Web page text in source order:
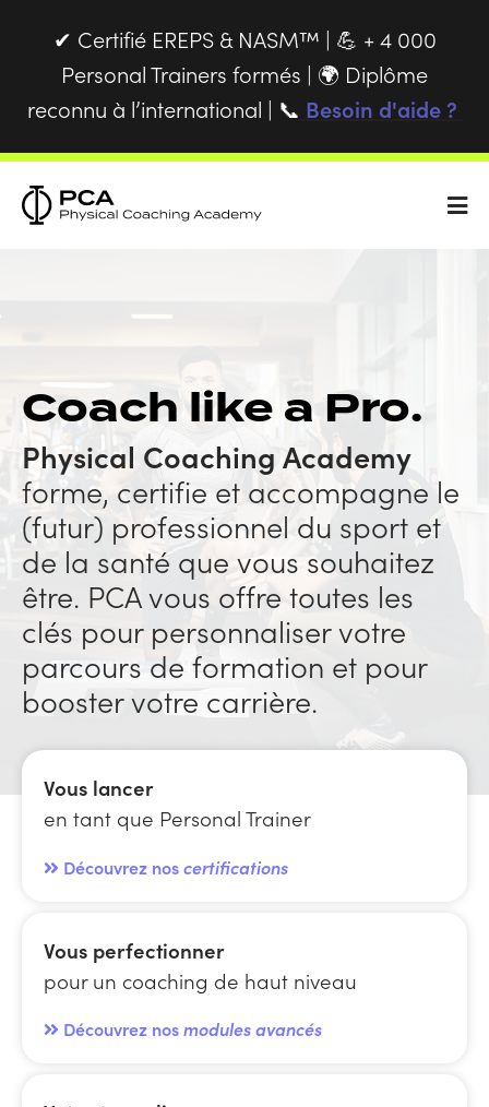
✔ Certifié EREPS & NASM™ | 💪 + 4 000
Personal Trainers formés | 🌍 Diplôme
reconnu à l’international | 📞 Besoin d'aide ?
Coach like a Pro.
Physical Coaching Academy
forme, certifie et accompagne le
(futur) professionnel du sport et
de la santé que vous souhaitez
être. PCA vous offre toutes les
clés pour personnaliser votre
parcours de formation et pour
booster votre carrière.
Vous lancer
en tant que Personal Trainer
Découvrez noscertifications
Vous perfectionner
pour un coaching de haut niveau
Découvrez nosmodules avancés